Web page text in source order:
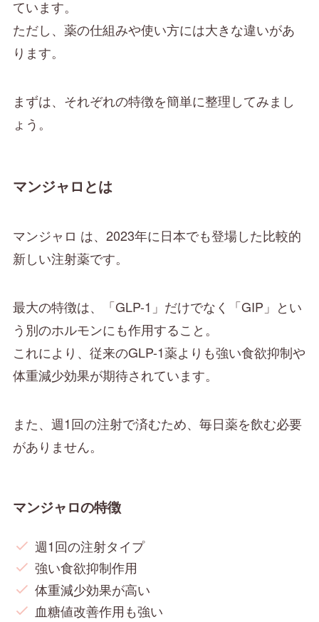
ています。
ただし、薬の仕組みや使い方には大きな違いがあ
ります。
まずは、それぞれの特徴を簡単に整理してみまし
ょう。
マンジャロとは
マンジャロ は、2023年に日本でも登場した比較的
新しい注射薬です。
最大の特徴は、「GLP-1」だけでなく「GIP」とい
う別のホルモンにも作用すること。
これにより、従来のGLP-1薬よりも強い食欲抑制や
体重減少効果が期待されています。
また、週1回の注射で済むため、毎日薬を飲む必要
がありません。
マンジャロの特徴
週1回の注射タイプ
強い食欲抑制作用
体重減少効果が高い
血糖値改善作用も強い